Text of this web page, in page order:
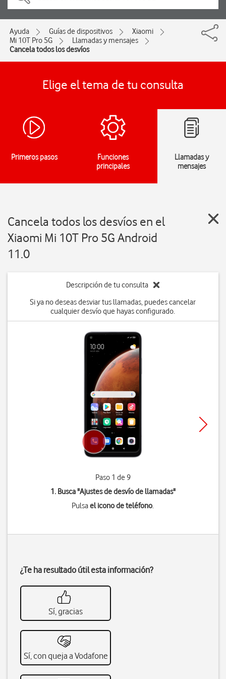
Ayuda Guías de dispositivos
Xiaomi
Mi 10T Pro 5G
Llamadas y mensajes
Cancela todos los desvíos
Elige el tema de tu consulta
Primeros pasos
Funciones
principales
Llamadas y
mensajes
Cancela todos los desvíos en el
Xiaomi Mi 10T Pro 5G Android
11.0
Descripción de tu consulta
Si ya no deseas desviar tus llamadas, puedes cancelar
cualquier desvío que hayas configurado.
Paso 1 de 9
1. Busca "Ajustes de desvío de llamadas"
Pulsael icono de teléfono.
¿Te ha resultado útil esta información?
Sí, gracias
Sí, con queja a Vodafone